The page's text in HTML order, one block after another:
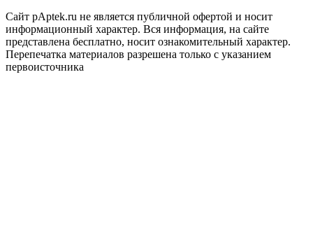
Сайт pAptek.ru не является публичной офертой и носит
информационный характер. Вся информация, на сайте
представлена бесплатно, носит ознакомительный характер.
Перепечатка материалов разрешена только с указанием
первоисточника